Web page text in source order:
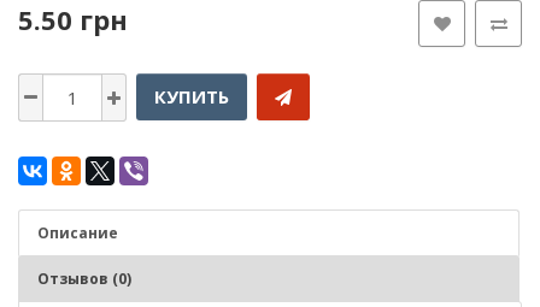
5.50 грн
КУПИТЬ
Описание
Отзывов (0)